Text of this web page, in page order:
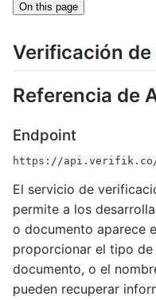
On this page
Verificación de
Referencia de
Endpoint
https://
El servicio de
permite a los
o documento aparece
proporcionar el tipo
documento, o el
pueden recuperar